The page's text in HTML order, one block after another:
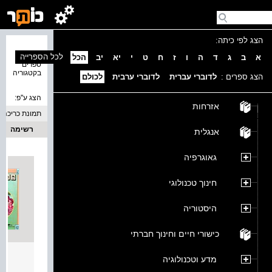
הצג לפי כיתה:
א
ב ג ד ה ו ז ח ט י יא יב הכל
הצג ספרים : לדוברי עברית לדוברי ערבית לכולם
אזרחות
אנגלית
גאוגרפיה
חינוך טכנולוגי
היסטוריה
כישורי חיים וחינוך חברתי
מדע וטכנולוגיה
ספרים
בקטגוריה
לכל הספרייה
הצג ע''פ:
תמונת כריכה
רשימה